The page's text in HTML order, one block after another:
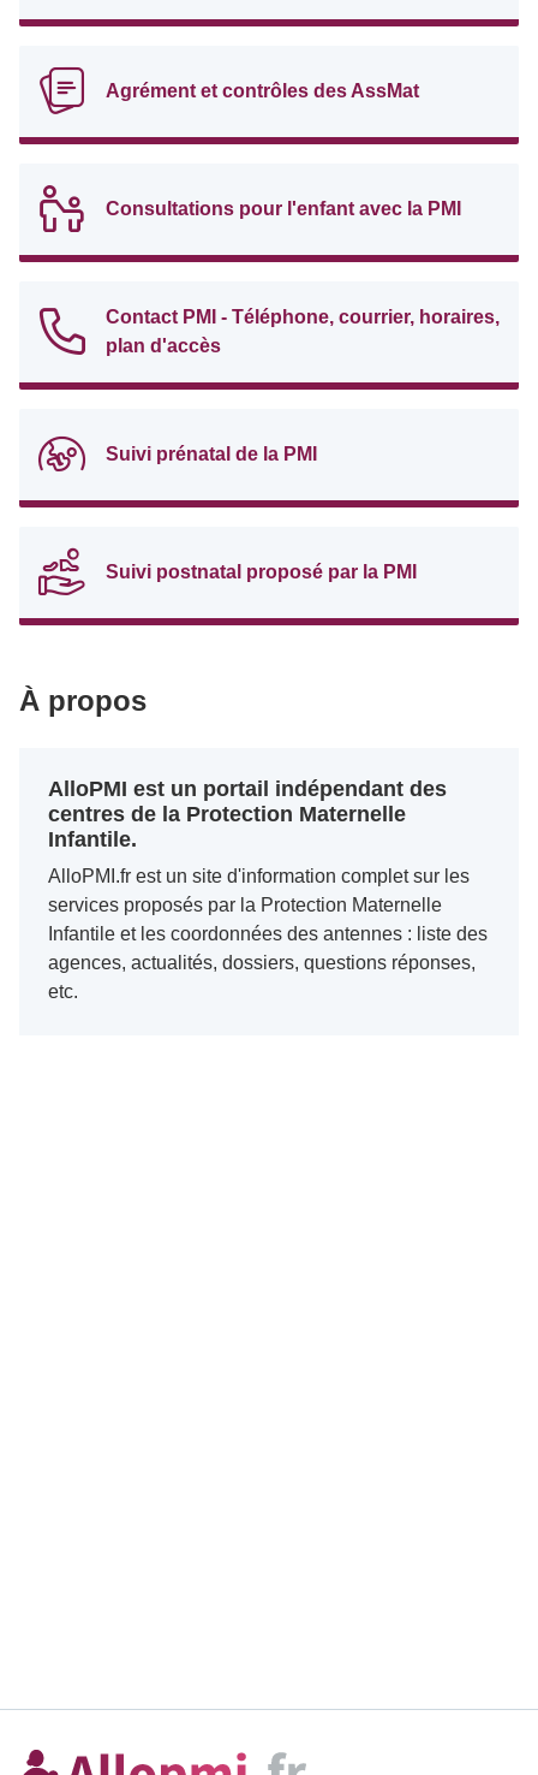
Agrément et contrôles des AssMat
Consultations pour l'enfant avec la PMI
Contact PMI - Téléphone, courrier, horaires,
plan d'accès
Suivi prénatal de la PMI
Suivi postnatal proposé par la PMI
À propos
AlloPMI est un portail indépendant des
centres de la Protection Maternelle
Infantile.
AlloPMI.fr est un site d'information complet sur les
services proposés par la Protection Maternelle
Infantile et les coordonnées des antennes : liste des
agences, actualités, dossiers, questions réponses,
etc.